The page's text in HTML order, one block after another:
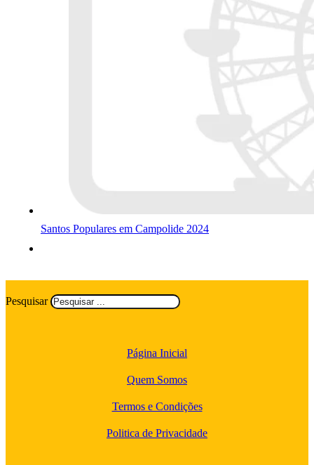
Santos Populares em Campolide 2024
Pesquisar
Página Inicial
Quem Somos
Termos e Condições
Politica de Privacidade